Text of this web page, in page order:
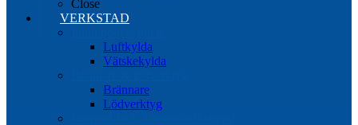
Close
VERKSTAD
Luftkylda
Vätskekylda
Brännare
Lödverktyg